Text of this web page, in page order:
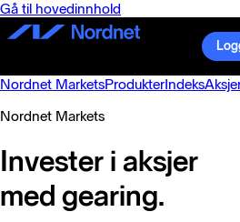
Gå til hovedinnhold
Nordnet MarketsProdukterIndeks
Nordnet Markets
Invester i aksjer
med gearing.